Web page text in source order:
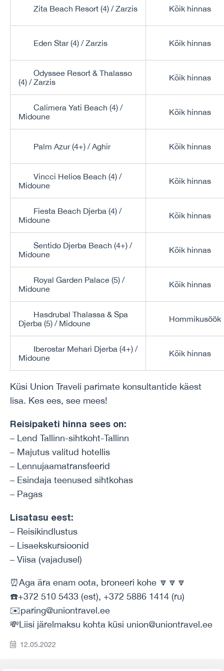
Zita Beach Resort (4) / Zarzis Kõik hinnas
Eden Star (4) / Zarzis Kõik hinnas
Odyssee Resort & Thalasso
(4) / Zarzis
Kõik hinnas
Calimera Yati Beach (4) /
Midoune
Kõik hinnas
Palm Azur (4+) / Aghir Kõik hinnas
Vincci Helios Beach (4) /
Midoune
Kõik hinnas
Fiesta Beach Djerba (4) /
Midoune
Kõik hinnas
Sentido Djerba Beach (4+) /
Midoune
Kõik hinnas
Royal Garden Palace (5) /
Midoune
Kõik hinnas
Hasdrubal Thalassa & Spa
Djerba (5) / Midoune
Hommikusöök
Iberostar Mehari Djerba (4+) /
Midoune
Kõik hinnas
Küsi Union Traveli parimate konsultantide käest
lisa. Kes ees, see mees!
Reisipaketi hinna sees on:
– Lend Tallinn-sihtkoht-Tallinn
– Majutus valitud hotellis
– Lennujaamatransfeerid
– Esindaja teenused sihtkohas
– Pagas
Lisatasu eest:
– Reisikindlustus
– Lisaekskursioonid
– Viisa (vajadusel)
⏰Aga ära enam oota, broneeri kohe 🔽🔽🔽
☎️+372 510 5433 (est), +372 5886 1414 (ru)
✉️paring@uniontravel.ee
💸Liisi järelmaksu kohta küsi union@uniontravel.ee
12.05.2022